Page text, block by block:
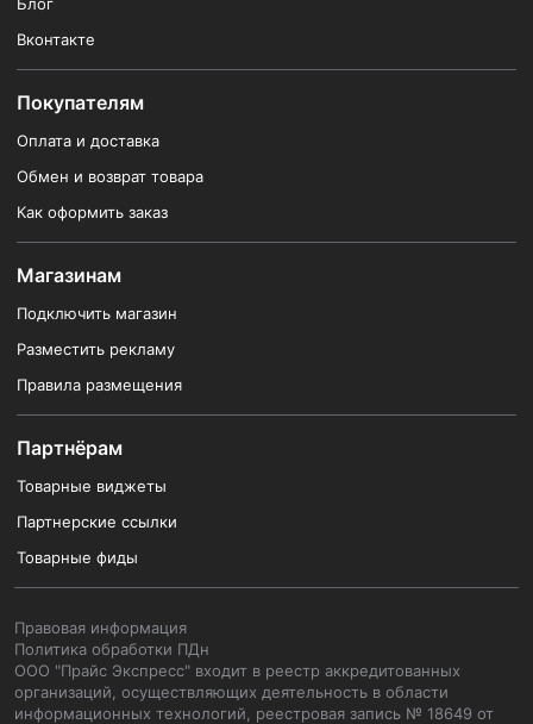
Вконтакте
Покупателям
Оплата и доставка
Обмен и возврат товара
Как оформить заказ
Магазинам
Подключить магазин
Разместить рекламу
Правила размещения
Партнёрам
Товарные виджеты
Партнерские ссылки
Товарные фиды
Правовая информация
Политика обработки ПДн
ООО "Прайс Экспресс" входит в реестр аккредитованных
организаций, осуществляющих деятельность в области
информационных технологий, реестровая запись № 18649 от